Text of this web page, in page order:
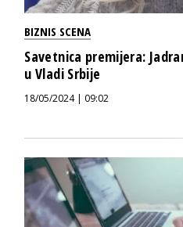
BIZNIS SCENA
Savetnica premijera:
u Vladi Srbije
18/05/2024 | 09:02